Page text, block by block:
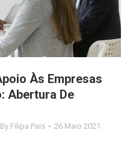
Às Empresas
Abertura De
By Filipa Pais 26 Maio 2021